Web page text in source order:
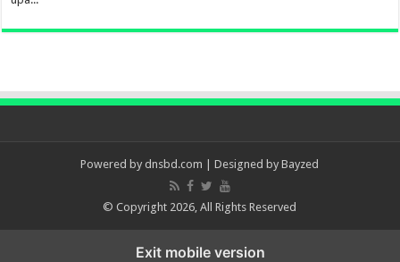
Powered by dnsbd.com | Designed byBayzed
© Copyright 2026, All Rights Reserved
Exit mobile version